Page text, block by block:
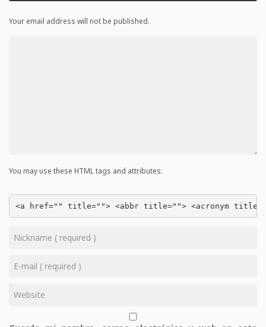
Your email address will not be published.
You may use these HTML tags and attributes:
<a href="" title=""> <abbr title=""> <acronym